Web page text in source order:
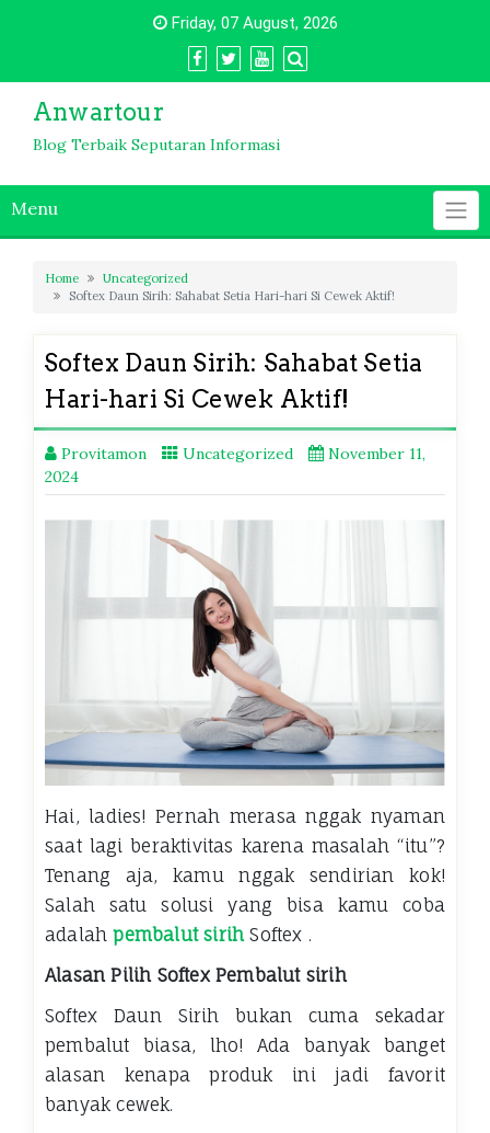
Friday, 07 August, 2026
Anwartour
Blog Terbaik Seputaran Informasi
Menu
Home
Uncategorized
Softex Daun Sirih: Sahabat Setia Hari-hari Si Cewek Aktif!
Softex Daun Sirih: Sahabat Setia
Hari-hari Si Cewek Aktif!
Provitamon Uncategorized
November 11,
2024
Hai, ladies! Pernah merasa nggak nyaman
saat lagi beraktivitas karena masalah “itu”?
Tenang aja, kamu nggak sendirian kok!
Salah satu solusi yang bisa kamu coba
adalahpembalut sirih Softex .
Alasan Pilih Softex Pembalut sirih
Softex Daun Sirih bukan cuma sekadar
pembalut biasa, lho! Ada banyak banget
alasan kenapa produk ini jadi favorit
banyak cewek.